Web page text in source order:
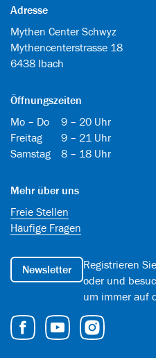
Adresse
Mythen Center Schwyz
Mythencenterstrasse 18
6438 Ibach
Öffnungszeiten
Mo – Do
9 – 20 Uhr
Freitag
9 – 21 Uhr
Samstag
8 – 18 Uhr
Mehr über uns
Freie Stellen
Häufige Fragen
Newsletter
Registrieren
oder und
um immer auf